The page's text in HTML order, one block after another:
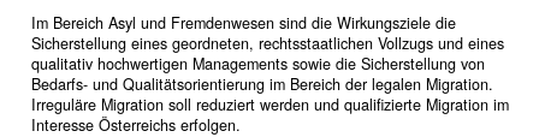
Im Bereich Asyl und Fremdenwesen sind die Wirkungsziele die
Sicherstellung eines geordneten, rechtsstaatlichen Vollzugs und eines
qualitativ hochwertigen Managements sowie die Sicherstellung von
Bedarfs- und Qualitätsorientierung im Bereich der legalen Migration.
Irreguläre Migration soll reduziert werden und qualifizierte Migration im
Interesse Österreichs erfolgen.